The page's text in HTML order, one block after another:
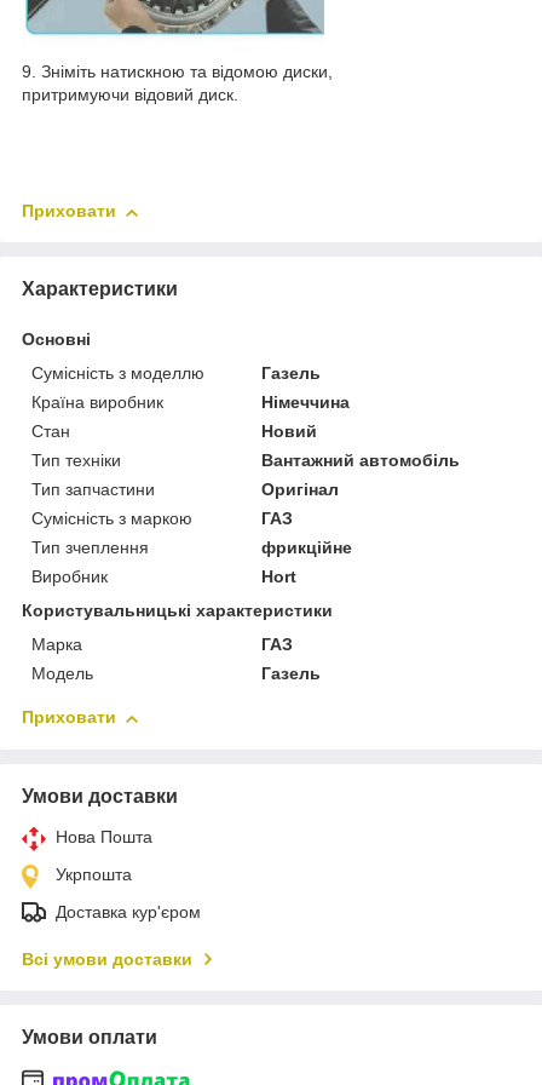
9. Зніміть натискною та відомою диски,
притримуючи відовий диск.
Приховати
Характеристики
Основні
Сумісність з моделлю
Газель
Країна виробник
Німеччина
Стан
Новий
Тип техніки
Вантажний автомобіль
Тип запчастини
Оригінал
Сумісність з маркою
ГАЗ
Тип зчеплення
фрикційне
Виробник
Hort
Користувальницькі характеристики
Марка
ГАЗ
Модель
Газель
Приховати
Умови доставки
Нова Пошта
Укрпошта
Доставка кур'єром
Всі умови доставки
Умови оплати